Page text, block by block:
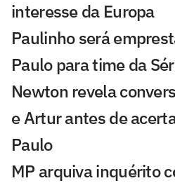
interesse da Europa
Paulinho será
Paulo para time da
Newton revela
e Artur antes de
Paulo
MP arquiva inquérito